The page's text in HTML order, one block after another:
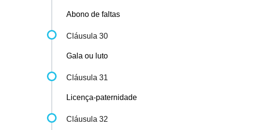
Abono de faltas
Cláusula 30
Gala ou luto
Cláusula 31
Licença-paternidade
Cláusula 32